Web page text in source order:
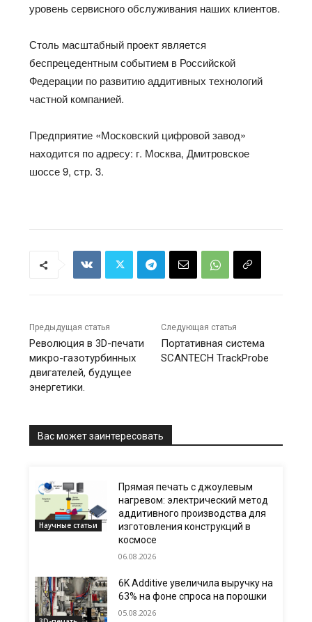
уровень сервисного обслуживания наших клиентов.
Столь масштабный проект является
беспрецедентным событием в Российской
Федерации по развитию аддитивных технологий
частной компанией.
Предприятие «Московский цифровой завод»
находится по адресу: г. Москва, Дмитровское
шоссе 9, стр. 3.
Предыдущая статья
Революция в 3D-печати
микро-газотурбинных
двигателей, будущее
энергетики.
Следующая статья
Портативная система
SCANTECH TrackProbe
Вас может заинтересовать
Научные статьи
Прямая печать с джоулевым
нагревом: электрический метод
аддитивного производства для
изготовления конструкций в
космосе
06.08.2026
6K Additive увеличила выручку на
63% на фоне спроса на порошки
05.08.2026